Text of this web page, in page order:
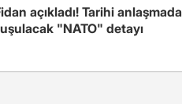
açıkladı! Tarihi anlaşmada
"NATO" detayı